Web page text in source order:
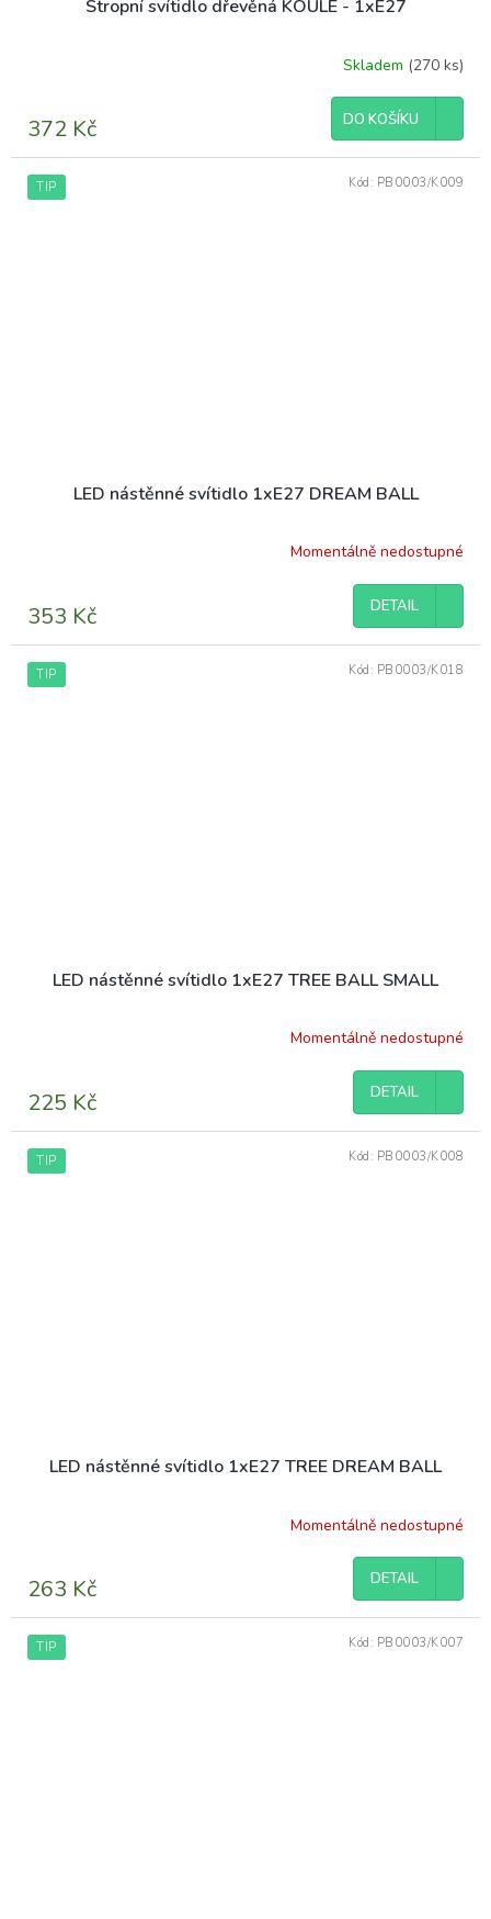
Stropní svítidlo dřevěná KOULE - 1xE27
je
z
5
Skladem (270 ks)
372 Kč DO KOŠÍKU
TIP
LED nástěnné svítidlo 1xE27 DREAM BALL
Momentálně nedostupné
353 Kč DETAIL
Kód: PB0003/K009
TIP
LED nástěnné svítidlo 1xE27 TREE BALL SMALL
Momentálně nedostupné
225 Kč DETAIL
Kód: PB0003/K018
TIP
LED nástěnné svítidlo 1xE27 TREE DREAM BALL
Momentálně nedostupné
263 Kč DETAIL
Kód: PB0003/K008
TIP Kód: PB0003/K007